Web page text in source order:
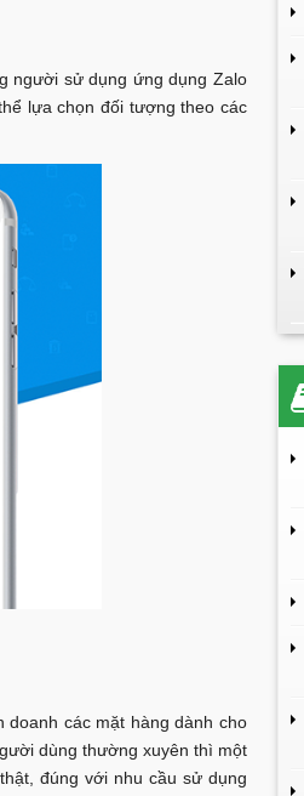
người sử dụng ứng dụng Zalo
lựa chọn đối tượng theo các
các mặt hàng dành cho
dùng thường xuyên thì một
đúng với nhu cầu sử dụng